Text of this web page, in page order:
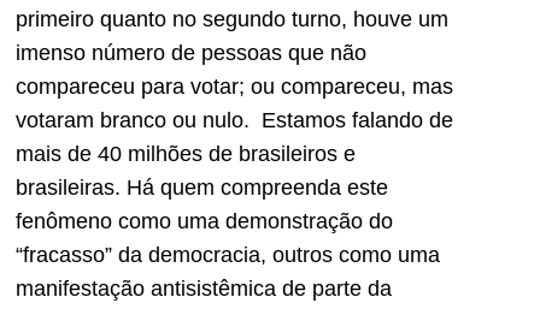
primeiro quanto no segundo turno, houve um
imenso número de pessoas que não
compareceu para votar; ou compareceu, mas
votaram branco ou nulo. Estamos falando de
mais de 40 milhões de brasileiros e
brasileiras. Há quem compreenda este
fenômeno como uma demonstração do
“fracasso” da democracia, outros como uma
manifestação antisistêmica de parte da